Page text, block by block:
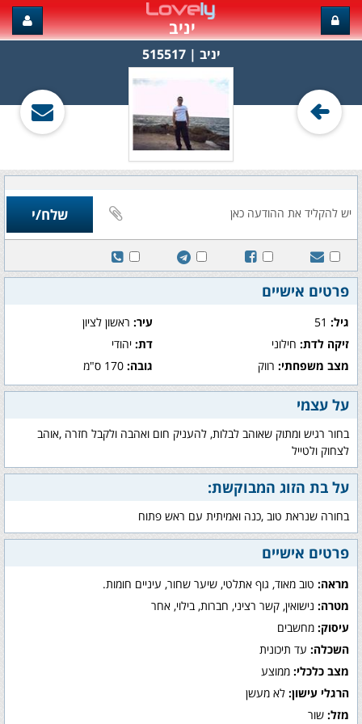
יניב
יניב‏ | 515517
פרטים אישיים
גיל: עיר:ראשון לציון
זיקה לדת: חילוני דת:יהודי
מצב משפחתי: רווק גובה:170 ס"מ
על עצמי
בחור רגיש ומתוק שאוהב לבלות, להעניק חום ואהבה ולקבל חזרה ,אוהב
לצחוק ולטייל
על בת הזוג המבוקשת:
בחורה שנראת טוב ,כנה ואמיתית עם ראש פתוח
פרטים אישיים
מראה: טוב מאוד, גוף אתלטי, שיער שחור, עיניים חומות.
מטרה: נישואין, קשר רציני, חברות, בילוי, אחר
עיסוק: מחשבים
השכלה: עד תיכונית
מצב כלכלי: ממוצע
הרגלי עישון: לא מעשן
מזל: שור